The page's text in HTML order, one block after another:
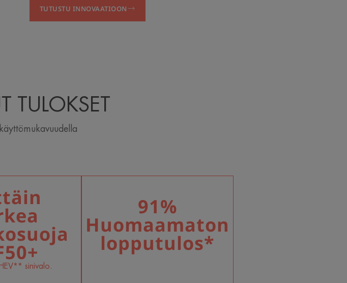
TUTUSTU INNOVAATIOON
TULOKSET
sinivalo.
91%
Huomaamaton
lopputulos*